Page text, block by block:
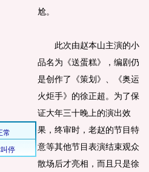
尬。
此次由赵本山主演的小
品名为《送蛋糕》，编剧仍
是创作了《策划》、《奥运
火炬手》的徐正超。为了保
证大年三十晚上的演出效
果，终审时，老赵的节目特
意等其他节目表演结束观众
散场后才亮相，而且只是徐